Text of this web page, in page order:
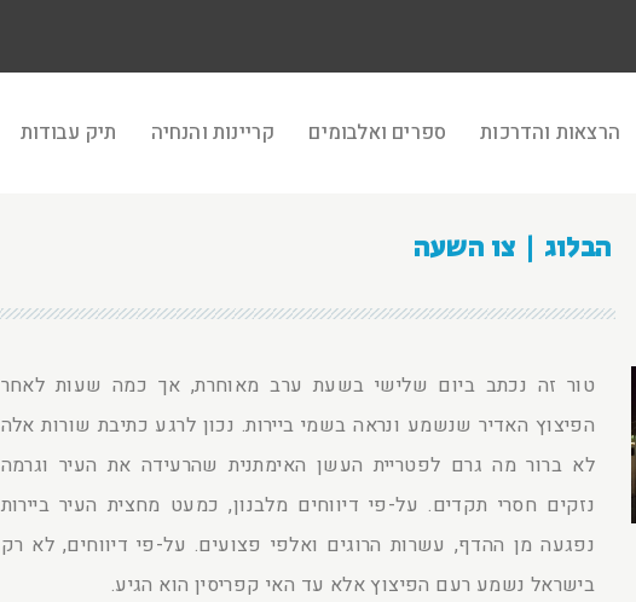
הרצאות והדרכות ספרים ואלבומים קריינות והנחיה תיק עבודות
הבלוג | צו השעה
טור זה נכתב ביום שלישי בשעת ערב מאוחרת, אך כמה שעות לאחר
הפיצוץ האדיר שנשמע ונראה בשמי ביירות. נכון לרגע כתיבת שורות אלה
לא ברור מה גרם לפטריית העשן האימתנית שהרעידה את העיר וגרמה
נזקים חסרי תקדים. על-פי דיווחים מלבנון, כמעט מחצית העיר ביירות
נפגעה מן ההדף, עשרות הרוגים ואלפי פצועים. על-פי דיווחים, לא רק
בישראל נשמע רעם הפיצוץ אלא עד האי קפריסין הוא הגיע.